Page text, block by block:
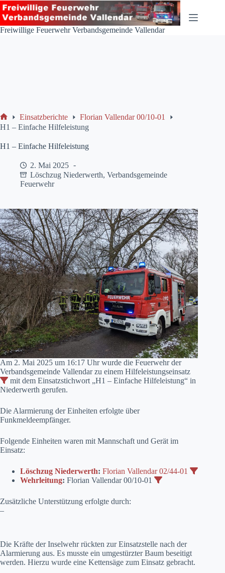
Zum
Inhalt
springen
Freiwillige Feuerwehr Verbandsgemeinde Vallendar
Start
Einsatzberichte
Florian Vallendar 00/10-01
H1 – Einfache Hilfeleistung
H1 – Einfache Hilfeleistung
2. Mai 2025
Löschzug Niederwerth, Verbandsgemeinde
Feuerwehr
Am 2. Mai 2025 um 16:17 Uhr wurde die Feuerwehr der
Verbandsgemeinde Vallendar zu einem Hilfeleistungseinsatz
mit dem Einsatzstichwort „H1 – Einfache Hilfeleistung“ in
Niederwerth gerufen.
Die Alarmierung der Einheiten erfolgte über
Funkmeldeempfänger.
Folgende Einheiten waren mit Mannschaft und Gerät im
Einsatz:
Löschzug Niederwerth: Florian Vallendar 02/44-01
Wehrleitung: Florian Vallendar 00/10-01
Zusätzliche Unterstützung erfolgte durch:
–
Die Kräfte der Inselwehr rückten zur Einsatzstelle nach der
Alarmierung aus. Es musste ein umgestürzter Baum beseitigt
werden. Hierzu wurde eine Kettensäge zum Einsatz gebracht.